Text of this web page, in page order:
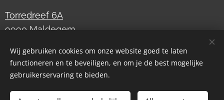
Torredreef 6A
9990 Maldegem
Cookies
Wij gebruiken cookies om onze website goed te laten
functioneren en te beveiligen, en om je de best mogelijke
gebruikerservaring te bieden.